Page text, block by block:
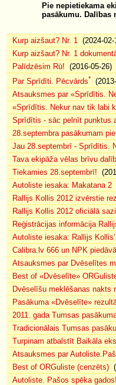
Pie nepietiekama
pasākumu. Dalības
Kurp aizšaut? Nr. 1 (2024-
Kurp aizšaut? Nr. 1
Palīdzēsim Rū! (2016-05-26)
Par Sprīdīti. Pēcvārds*
Atsauksmes par «Sprīdītis.
«Sprīdītis. Nekur nav tik labi
Sprīdītis - sāc pelnīt punktus
28.septembra pasākumam
Jau 28.septembrī - Sprīdītis.
Tava ekipāža vēlas brīvu
Tiekamies 28.septembrī!
Autoliste iesaka: Makatana 2
Rallijs Kollis 2012 izvērstie
Rallijs Kollis 2012 oficiālā
Reģistrācijas informācija
Autoliste iesaka: Rallijs
Calibra.lv 666 un NPK
Atsauksmes par Dvēselītes
Best of «Dvēselīte»
Dvēselīšu meklēšanas nakts
Pasākuma «Dvēselīte»
2011. gada Tumsas
Tradicionālais Tumsas
Turpinam atbalstīt Baikāla
Atsauksmes par
Best of ORGuliste (cenzēts)
Autoliste. Pašos spēka